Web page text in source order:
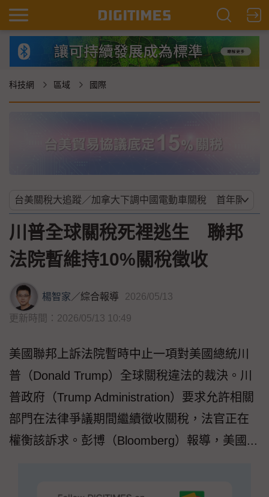
科技網 區域 國際
川普全球關稅死裡逃生 聯邦
法院暫維持10%關稅徵收
楊智家 ／綜合報導 2026/05/13
更新時間：2026/05/13 10:49
美國聯邦上訴法院暫時中止一項對美國總統川
普（Donald Trump）全球關稅違法的裁決。川
普政府（Trump Administration）要求允許相關
部門在法律爭議期間繼續徵收關稅，法官正在
權衡該訴求。彭博（Bloomberg）報導，美國...